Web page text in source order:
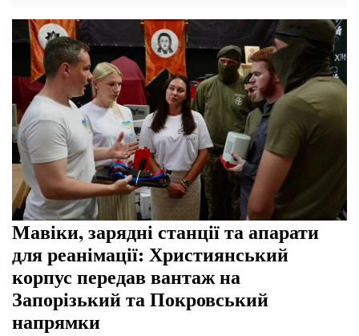
Мавіки, зарядні станції та апарати
для реанімації: Християнський
корпус передав вантаж на
Запорізький та Покровський
напрямки